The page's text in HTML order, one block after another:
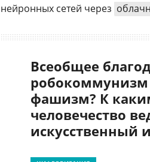
нейронных сетей через
Всеобщее
фашизм? К
человечество
искусственный